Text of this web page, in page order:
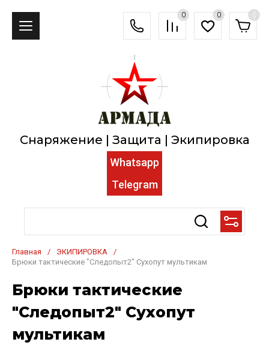
0 0 0
Снаряжение | Защита | Экипировка
Whatsapp
Telegram
Главная / ЭКИПИРОВКА
/
Брюки тактические "Следопыт2" Сухопут мультикам
Брюки тактические
"Следопыт2" Сухопут
мультикам